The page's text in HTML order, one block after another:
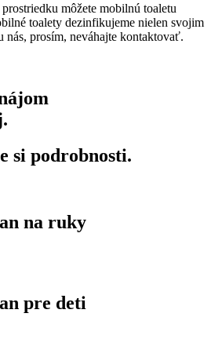
môžete mobilnú toaletu
toalety dezinfikujeme nielen svojim
prosím, neváhajte kontaktovať.
si podrobnosti.
na ruky
pre deti